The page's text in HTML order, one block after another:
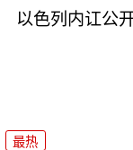
以色列内讧公
最热